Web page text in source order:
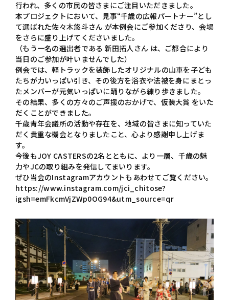
行われ、多くの市民の皆さまにご注目いただきました。
本プロジェクトにおいて、見事“千歳の広報パートナー”とし
て選ばれた佐々木悠斗さん が本例会にご参加くださり、会場
をさらに盛り上げてくださいました。
（もう一名の選出者である 新田拓人さん は、ご都合により
当日のご参加が叶いませんでした）
例会では、軽トラックを装飾したオリジナルの山車を子ども
たちが力いっぱい引き、その後方を浴衣や法被を身にまとっ
たメンバーが元気いっぱいに踊りながら練り歩きました。
その結果、多くの方々のご声援のおかげで、仮装大賞 をいた
だくことができました。
千歳青年会議所の活動や存在を、地域の皆さまに知っていた
だく貴重な機会となりましたこと、心より感謝申し上げま
す。
今後もJOY CASTERSの2名とともに、より一層、千歳の魅
力やJCの取り組みを発信してまいります。
ぜひ当会のInstagramアカウントもあわせてご覧ください。
https://www.instagram.com/jci_chitose?
igsh=emFkcmVjZWp0OG94&utm_source=qr